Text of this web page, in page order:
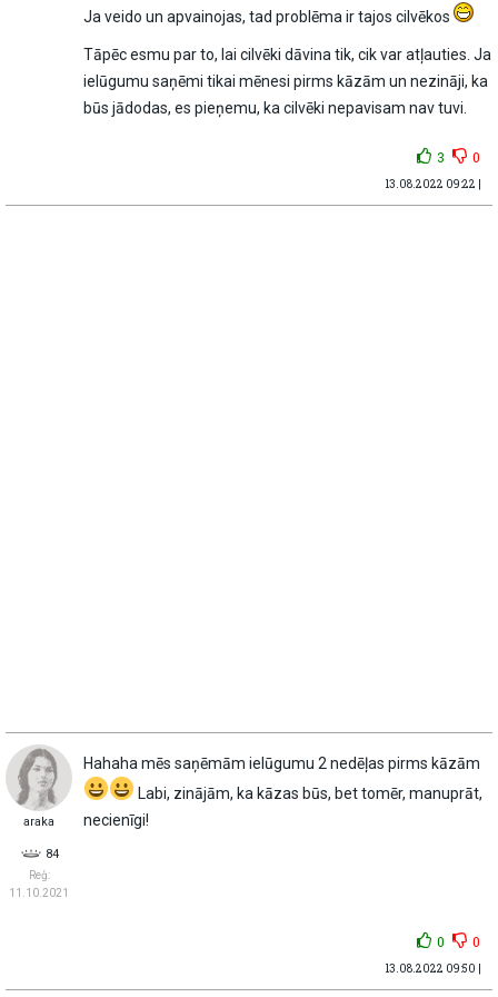
Ja veido un apvainojas, tad problēma ir tajos cilvēkos
Tāpēc esmu par to, lai cilvēki dāvina tik, cik var atļauties. Ja
ielūgumu saņēmi tikai mēnesi pirms kāzām un nezināji, ka
būs jādodas, es pieņemu, ka cilvēki nepavisam nav tuvi.
3 0
13.08.2022 09:22 |
araka
84
Reģ:
11.10.2021
Hahaha mēs saņēmām ielūgumu 2 nedēļas pirms kāzām
Labi, zinājām, ka kāzas būs, bet tomēr, manuprāt,
necienīgi!
0 0
13.08.2022 09:50 |